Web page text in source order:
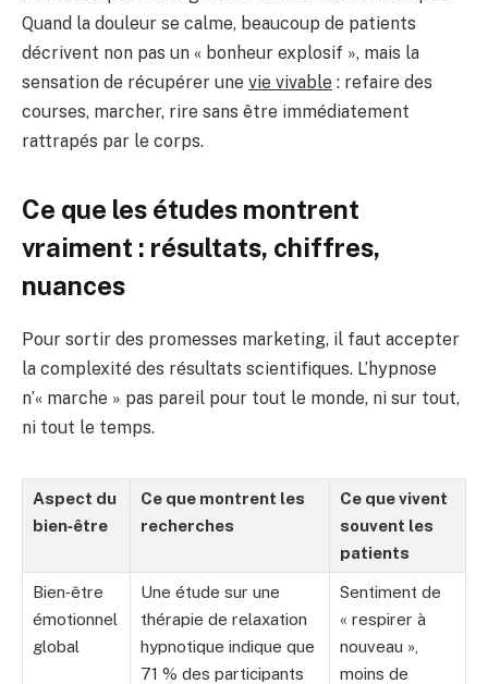
Quand la douleur se calme, beaucoup de patients
décrivent non pas un « bonheur explosif », mais la
sensation de récupérer une vie vivable : refaire des
courses, marcher, rire sans être immédiatement
rattrapés par le corps.
Ce que les études montrent
vraiment : résultats, chiffres,
nuances
Pour sortir des promesses marketing, il faut accepter
la complexité des résultats scientifiques. L’hypnose
n’« marche » pas pareil pour tout le monde, ni sur tout,
ni tout le temps.
Aspect du
bien‑être
Ce que montrent les
recherches
Ce que vivent
souvent les
patients
Bien‑être
émotionnel
global
Une étude sur une
thérapie de relaxation
hypnotique indique que
71 % des participants
Sentiment de
« respirer à
nouveau »,
moins de